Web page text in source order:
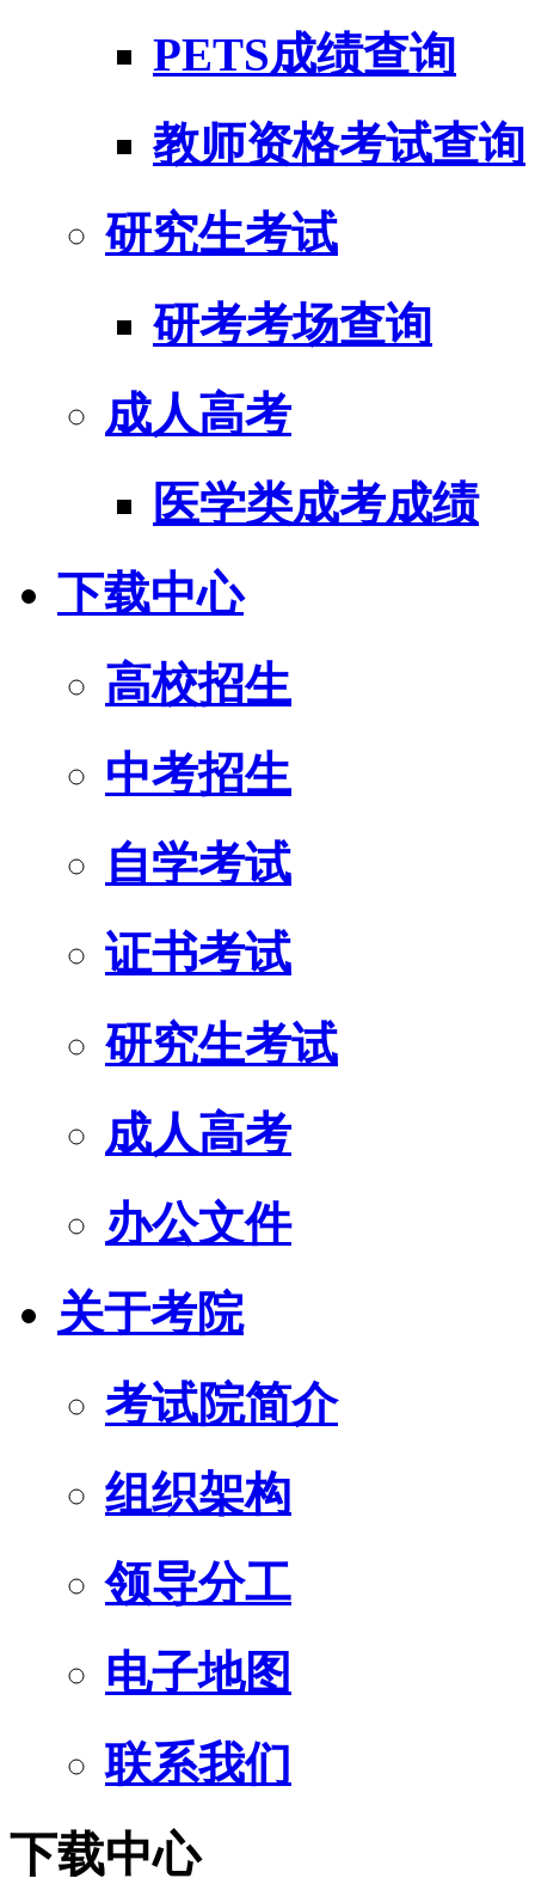
PETS成绩查询
教师资格考试查询
研究生考试
研考考场查询
成人高考
医学类成考成绩
下载中心
高校招生
中考招生
自学考试
证书考试
研究生考试
成人高考
办公文件
关于考院
考试院简介
组织架构
领导分工
电子地图
联系我们
下载中心